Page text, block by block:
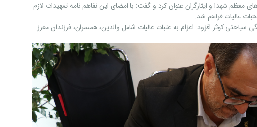
معظم شهدا و ایثارگران عنوان کرد و گفت: با امضای این تفاهم نامه تمهیدات لازم
عالیات فراهم شد.
کوثر افزود: اعزام به عتبات عالیات شامل والدین، همسران، فرزندان معزز